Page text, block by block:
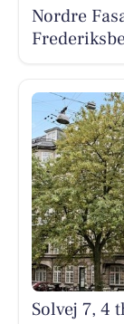
Nordre
Solvej 7, 4